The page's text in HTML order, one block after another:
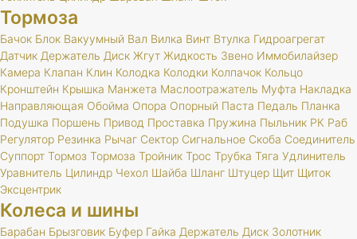
Тормоза
Бачок Блок Вакуумный Вал Вилка Винт Втулка Гидроагрегат
Датчик Держатель Диск Жгут Жидкость Звено Иммобилайзер
Камера Клапан Клин Колодка Колодки Колпачок Кольцо
Кронштейн Крышка Манжета Маслоотражатель Муфта Накладка
Направляющая Обойма Опора Опорный Паста Педаль Планка
Подушка Поршень Привод Проставка Пружина Пыльник РК Раб
Регулятор Резинка Рычаг Сектор Сигнальное Скоба Соединитель
Суппорт Тормоз Тормоза Тройник Трос Трубка Тяга Удлинитель
Уравнитель Цилиндр Чехол Шайба Шланг Штуцер Щит Щиток
Эксцентрик
Колеса и шины
Барабан Брызговик Буфер Гайка Держатель Диск Золотник